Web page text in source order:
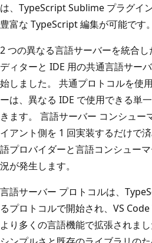
は、TypeScript Sublime プラグイ
豊富な TypeScript 編集が可能です。
2 つの異なる言語サーバーを統合
ディターと IDE 用の共通言語サー
始しました。 共通プロトコルを使
ーは、異なる IDE で使用できる単
きます。 言語サーバー コンシュー
イアント側を 1 回実装するだけで
語プロバイダーと言語コンシュー
況が発生します。
言語サーバー プロトコルは、
るプロトコルで開始され、VS
より多くの言語機能で拡張されま